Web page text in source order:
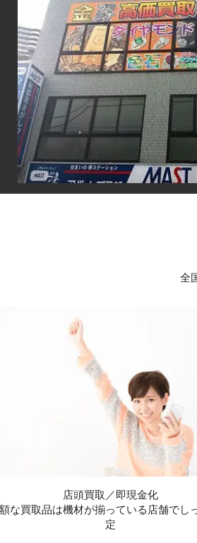
全
店頭買取／即現金化
な買取品は機材が揃っている店舗でし
定